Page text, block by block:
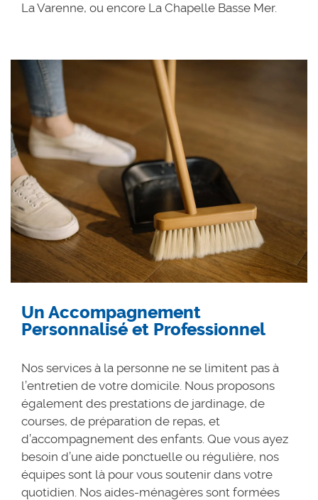
La Varenne, ou encore La Chapelle Basse Mer.
Un Accompagnement
Personnalisé et Professionnel
Nos services à la personne ne se limitent pas à
l’entretien de votre domicile. Nous proposons
également des prestations de jardinage, de
courses, de préparation de repas, et
d’accompagnement des enfants. Que vous ayez
besoin d’une aide ponctuelle ou régulière, nos
équipes sont là pour vous soutenir dans votre
quotidien. Nos aides-ménagères sont formées